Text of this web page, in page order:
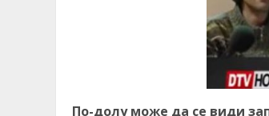
По-долу може да се види